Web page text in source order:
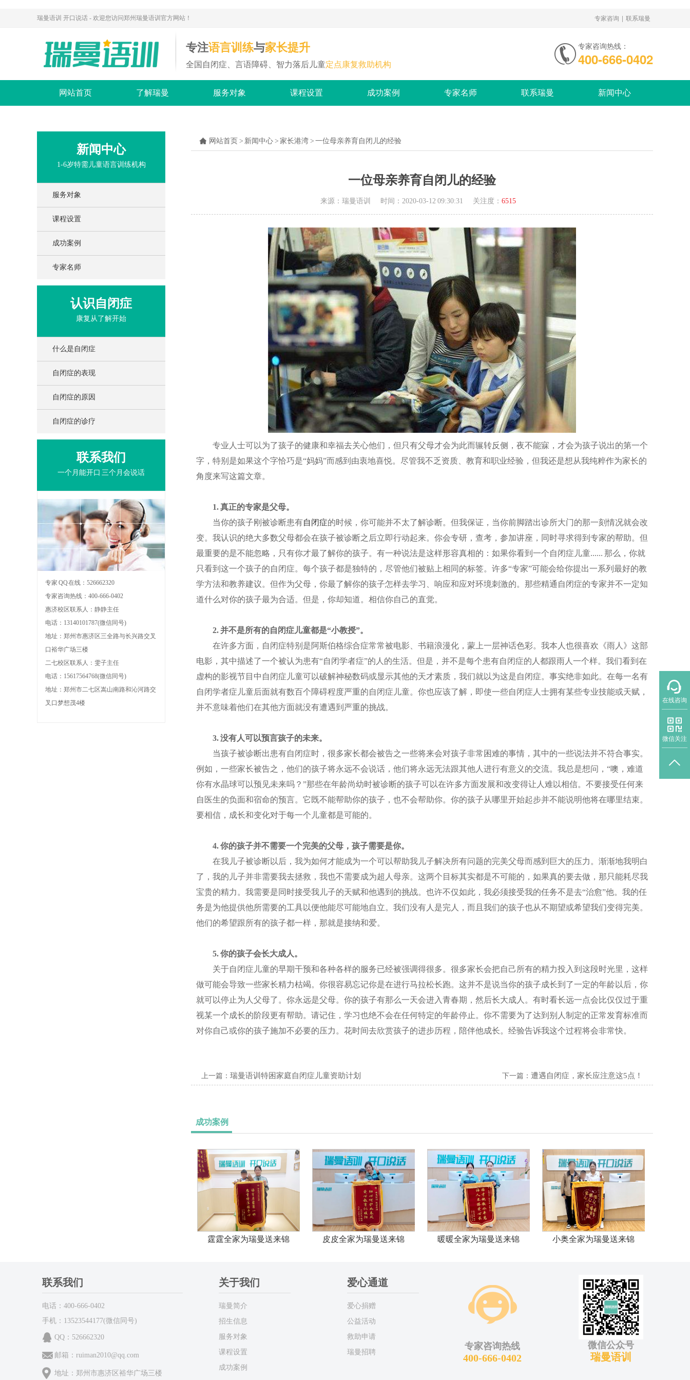
瑞曼语训 开口说话 - 欢迎您访问郑州瑞曼语训官方网站！ 专家咨询 | 联系瑞曼
专注语言训练与家长提升
全国自闭症、言语障碍、智力落后儿童定点康复救助机构
专家咨询热线：
400-666-0402
网站首页 了解瑞曼 服务对象 课程设置 成功案例 专家名师 联系瑞曼 新闻中心
新闻中心
1-6岁特需儿童语言训练机构
服务对象
课程设置
成功案例
专家名师
认识自闭症
康复从了解开始
什么是自闭症
自闭症的表现
自闭症的原因
自闭症的诊疗
联系我们
一个月能开口 三个月会说话
专家 QQ 在线：526662320
专家咨询热线：400-666-0402
惠济校区联系人：静静主任
电话：13140101787(微信同号)
地址：郑州市惠济区三全路与长兴路交叉
口裕华广场三楼
二七校区联系人：雯子主任
电话：15617564768(微信同号)
地址：郑州市二七区嵩山南路和沁河路交
叉口梦想茂4楼
网站首页 > 新闻中心 > 家长港湾 > 一位母亲养育自闭儿的经验
一位母亲养育自闭儿的经验
来源：瑞曼语训 时间：2020-03-12 09:30:31 关注度： 6515
专业人士可以为了孩子的健康和幸福去关心他们，但只有父母才会为此而辗转反侧，夜不能寐，才会为孩子说出的第一个
字，特别是如果这个字恰巧是“妈妈”而感到由衷地喜悦。尽管我不乏资质、教育和职业经验，但我还是想从我纯粹作为家长的
角度来写这篇文章。
1. 真正的专家是父母。
当你的孩子刚被诊断患有自闭症的时候，你可能并不太了解诊断。但我保证，当你前脚踏出诊所大门的那一刻情况就会改
变。我认识的绝大多数父母都会在孩子被诊断之后立即行动起来。你会专研，查考，参加讲座，同时寻求得到专家的帮助。但
最重要的是不能忽略，只有你才最了解你的孩子。有一种说法是这样形容真相的：如果你看到一个自闭症儿童...... 那么，你就
只看到这一个孩子的自闭症。每个孩子都是独特的，尽管他们被贴上相同的标签。许多“专家”可能会给你提出一系列最好的教
学方法和教养建议。但作为父母，你最了解你的孩子怎样去学习、响应和应对环境刺激的。那些精通自闭症的专家并不一定知
道什么对你的孩子最为合适。但是，你却知道。相信你自己的直觉。
2. 并不是所有的自闭症儿童都是“小教授”。
在许多方面，自闭症特别是阿斯伯格综合症常常被电影、书籍浪漫化，蒙上一层神话色彩。我本人也很喜欢《雨人》这部
电影，其中描述了一个被认为患有“自闭学者症”的人的生活。但是，并不是每个患有自闭症的人都跟雨人一个样。我们看到在
虚构的影视节目中自闭症儿童可以破解神秘数码或显示其他的天才素质，我们就以为这是自闭症。事实绝非如此。在每一名有
自闭学者症儿童后面就有数百个障碍程度严重的自闭症儿童。你也应该了解，即使一些自闭症人士拥有某些专业技能或天赋，
并不意味着他们在其他方面就没有遭遇到严重的挑战。
3. 没有人可以预言孩子的未来。
当孩子被诊断出患有自闭症时，很多家长都会被告之一些将来会对孩子非常困难的事情，其中的一些说法并不符合事实。
例如，一些家长被告之，他们的孩子将永远不会说话，他们将永远无法跟其他人进行有意义的交流。我总是想问，“噢，难道
你有水晶球可以预见未来吗？”那些在年龄尚幼时被诊断的孩子可以在许多方面发展和改变得让人难以相信。不要接受任何来
自医生的负面和宿命的预言。它既不能帮助你的孩子，也不会帮助你。你的孩子从哪里开始起步并不能说明他将在哪里结束。
要相信，成长和变化对于每一个儿童都是可能的。
4. 你的孩子并不需要一个完美的父母，孩子需要是你。
在我儿子被诊断以后，我为如何才能成为一个可以帮助我儿子解决所有问题的完美父母而感到巨大的压力。渐渐地我明白
了，我的儿子并非需要我去拯救，我也不需要成为超人母亲。这两个目标其实都是不可能的，如果真的要去做，那只能耗尽我
宝贵的精力。我需要是同时接受我儿子的天赋和他遇到的挑战。也许不仅如此，我必须接受我的任务不是去“治愈”他。我的任
务是为他提供他所需要的工具以便他能尽可能地自立。我们没有人是完人，而且我们的孩子也从不期望或希望我们变得完美。
他们的希望跟所有的孩子都一样，那就是接纳和爱。
5. 你的孩子会长大成人。
关于自闭症儿童的早期干预和各种各样的服务已经被强调得很多。很多家长会把自己所有的精力投入到这段时光里，这样
做可能会导致一些家长精力枯竭。你很容易忘记你是在进行马拉松长跑。这并不是说当你的孩子成长到了一定的年龄以后，你
就可以停止为人父母了。你永远是父母。你的孩子有那么一天会进入青春期，然后长大成人。有时看长远一点会比仅仅过于重
视某一个成长的阶段更有帮助。请记住，学习也绝不会在任何特定的年龄停止。你不需要为了达到别人制定的正常发育标准而
对你自己或你的孩子施加不必要的压力。花时间去欣赏孩子的进步历程，陪伴他成长。经验告诉我这个过程将会非常快。
上一篇： 瑞曼语训特困家庭自闭症儿童资助计划 下一篇： 遭遇自闭症，家长应注意这5点！
成功案例
霆霆全家为瑞曼送来锦 皮皮全家为瑞曼送来锦 暖暖全家为瑞曼送来锦 小奥全家为瑞曼送来锦
联系我们
电话：400-666-0402
手机：13523544177(微信同号)
QQ：526662320
邮箱：ruiman2010@qq.com
地址：郑州市惠济区裕华广场三楼
关于我们
瑞曼简介
招生信息
服务对象
课程设置
成功案例
爱心通道
爱心捐赠
公益活动
救助申请
瑞曼招聘
专家咨询热线
400-666-0402
微信公众号
瑞曼语训
在线咨询
微信关注